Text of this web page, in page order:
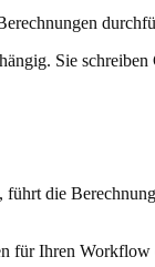
Sie
die
für Ihren